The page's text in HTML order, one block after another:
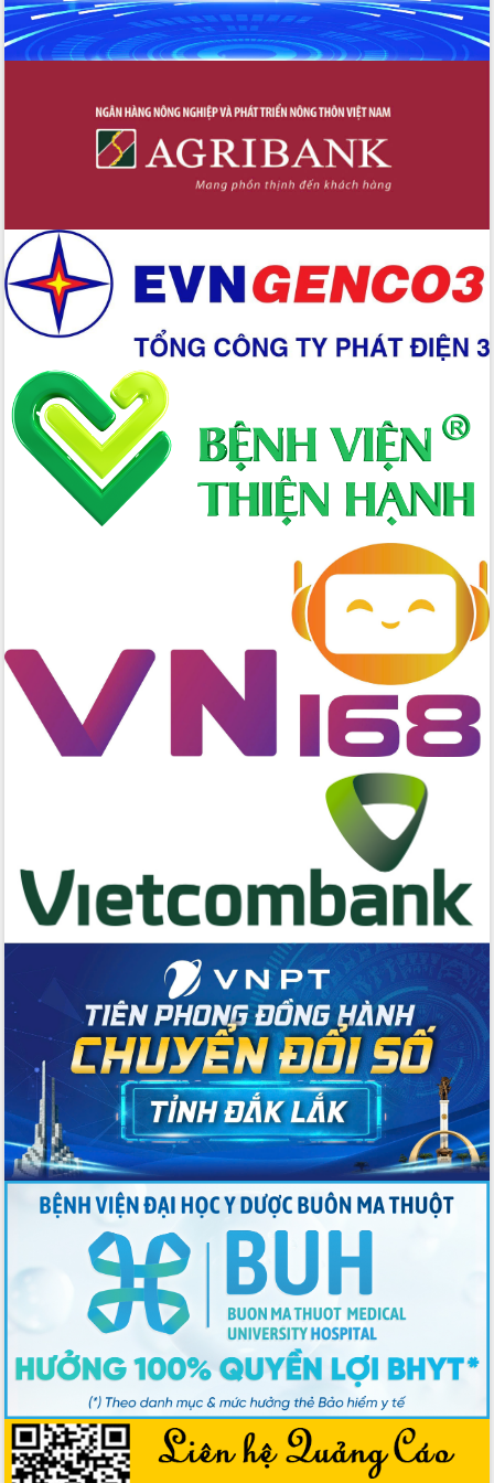
các nhiệm vụ đề ra năm 2025
Phát huy vai trò của người có uy tín
trong phòng chống tảo hôn và hôn
Nông sản Tây Nguyên thu hút doanh
nghiệp nước ngoài
Đắk Lắk định vị thương hiệu du lịch
“Biển – Rừng – Cà phê” trong không
Hội nghị chia sẻ kinh nghiệm, chuyển
giao kỹ thuật y tế, định hướng phát
triển chuyên sâu đến 2030
Chuyển đổi số mở ra không gian phát
triển trong lĩnh vực văn hóa, du lịch
Công bố quyết định của Ban Thường
vụ Tỉnh ủy về công tác cán bộ.
Thủ tướng Phạm Minh Chính: Khẩn
trương tái thiết cuộc sống người dân
sau thiên tai
Tập trung nâng cao chất lượng, tổ
chức sản xuất sầu riêng theo hướng
Buôn Đăk Tuôr, xã Cư Pui
Khởi công xây dựng Trường Phổ thông
nội trú liên cấp tiểu học và THCS xã Ia
Rvê
Phó Thủ tướng Chính phủ Mai Văn
Tập trung đẩy nhanh giải ngân nguồn
vốn các chương trình mục tiêu quốc
Xã Ea H'leo giữ vững và nâng cao chất
lượng các tiêu chí nông thôn mới
Công bố quyết định của Ban Thường
vụ Tỉnh ủy về công tác cán bộ
Nâng cao trách nhiệm người đứng
đầu, phát huy tinh thần chủ động,
sáng tạo để đảm bảo tiến độ giải ngân
vốn đầu tư công năm 2025
Sở Công Thương đột phá số hóa 100%
thủ tục trực tuyến lấy sự hài lòng của
doanh nghiệp làm thước đo phục vụ
Đảm bảo công tác bầu cử triển khai
đúng tiến độ, quy trình theo luật định
Ban Tuyên giáo và Dân vận Trung ương
tập huấn công tác khoa giáo năm 2025
Đắk Lắk hưởng ứng Ngày Pháp luật
Việt Nam 2025 và biểu dương 25 tập
thể, cá nhân tiêu biểu
Hội nghị lần thứ nhất Ban Chỉ đạo
công tác bầu cử tỉnh Đắk Lắk
Hội nghị UBND tỉnh thường kỳ tháng
10 năm 2025